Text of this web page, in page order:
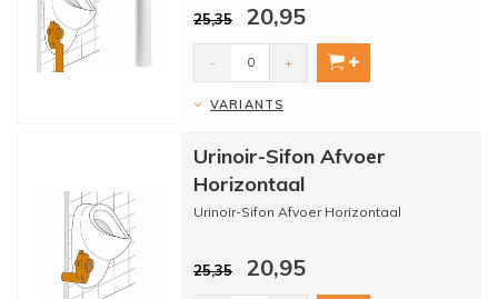
25,35 20,95
- +
VARIANTS
Urinoir-Sifon Afvoer
Horizontaal
Urinoir-Sifon Afvoer Horizontaal
25,35 20,95